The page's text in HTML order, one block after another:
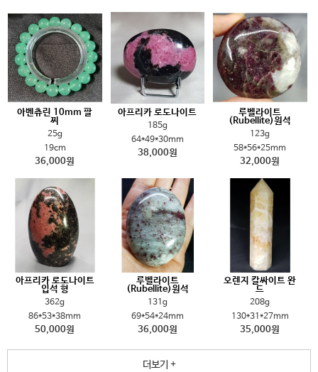
아벤츄린 10mm 팔
찌
25g
19cm
36,000원
아프리카 로도나이트
185g
64*49*30mm
38,000원
루벨라이트
(Rubellite)원석
123g
58*56*25mm
32,000원
아프리카 로도나이트
입석 형
362g
86*53*38mm
50,000원
루벨라이트
(Rubellite)원석
131g
69*54*24mm
36,000원
오렌지 칼싸이트 완
드
208g
130*31*27mm
35,000원
더보기 +